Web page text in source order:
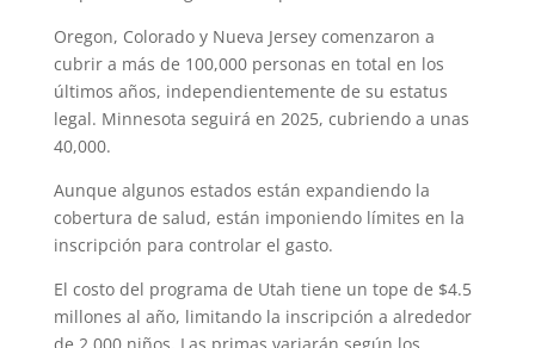
Oregon, Colorado y Nueva Jersey comenzaron a
cubrir a más de 100,000 personas en total en los
últimos años, independientemente de su estatus
legal. Minnesota seguirá en 2025, cubriendo a unas
40,000.
Aunque algunos estados están expandiendo la
cobertura de salud, están imponiendo límites en la
inscripción para controlar el gasto.
El costo del programa de Utah tiene un tope de $4.5
millones al año, limitando la inscripción a alrededor